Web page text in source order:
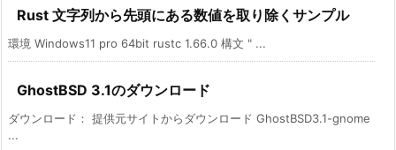
Rust 文字列から先頭にある数値を取り除くサンプル
環境 Windows11 pro 64bit rustc 1.66.0 構文 " ...
GhostBSD 3.1のダウンロード
ダウンロード： 提供元サイトからダウンロード GhostBSD3.1-gnome
...